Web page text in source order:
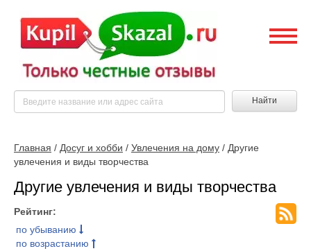
Найти
Главная / Досуг и хобби / Увлечения на дому / Другие
увлечения и виды творчества
Другие увлечения и виды творчества
Рейтинг:
по убыванию
по возрастанию